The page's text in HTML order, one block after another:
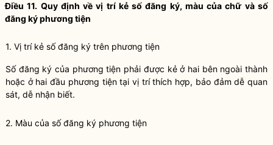
Điều 11. Quy định về vị trí kẻ số đăng ký, màu của chữ và số
đăng ký phương tiện
1. Vị trí kẻ số đăng ký trên phương tiện
Số đăng ký của phương tiện phải được kẻ ở hai bên ngoài thành
hoặc ở hai đầu phương tiện tại vị trí thích hợp, bảo đảm dễ quan
sát, dễ nhận biết.
2. Màu của số đăng ký phương tiện